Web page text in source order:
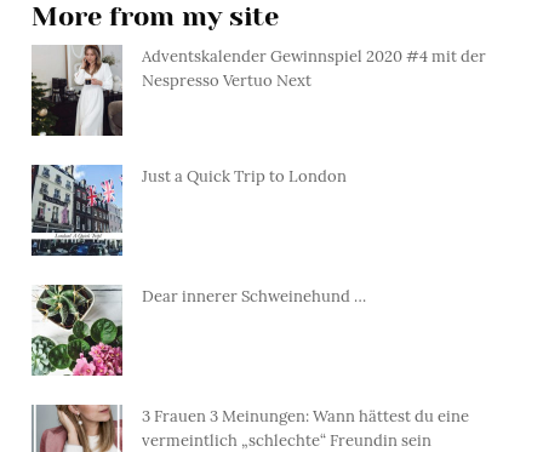
More from my site
Adventskalender Gewinnspiel 2020 #4 mit der
Nespresso Vertuo Next
Just a Quick Trip to London
Dear innerer Schweinehund …
3 Frauen 3 Meinungen: Wann hättest du eine
vermeintlich „schlechte“ Freundin sein